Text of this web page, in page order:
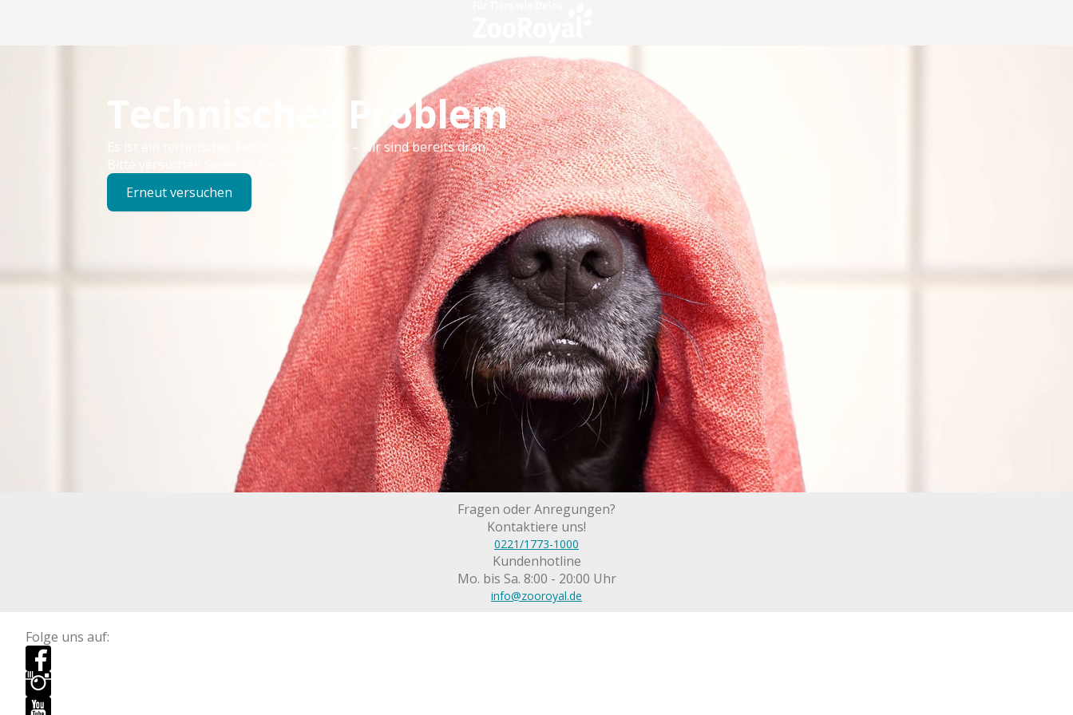
Technisches Problem
Es ist ein technischer Fehler aufgetreten – wir sind bereits dran.
Bitte versuchen Sie es später erneut.
Erneut versuchen
Fragen oder Anregungen?
Kontaktiere uns!
0221/1773-1000
Kundenhotline
Mo. bis Sa. 8:00 - 20:00 Uhr
info@zooroyal.de
Folge uns auf: